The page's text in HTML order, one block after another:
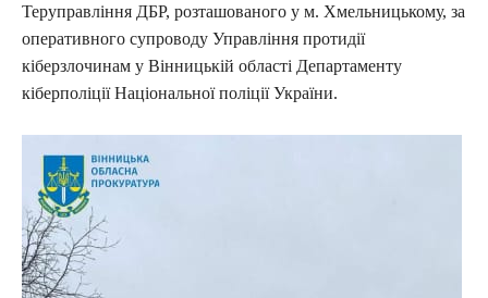
Теруправління ДБР, розташованого у м. Хмельницькому, за
оперативного супроводу Управління протидії
кіберзлочинам у Вінницькій області Департаменту
кіберполіції Національної поліції України.